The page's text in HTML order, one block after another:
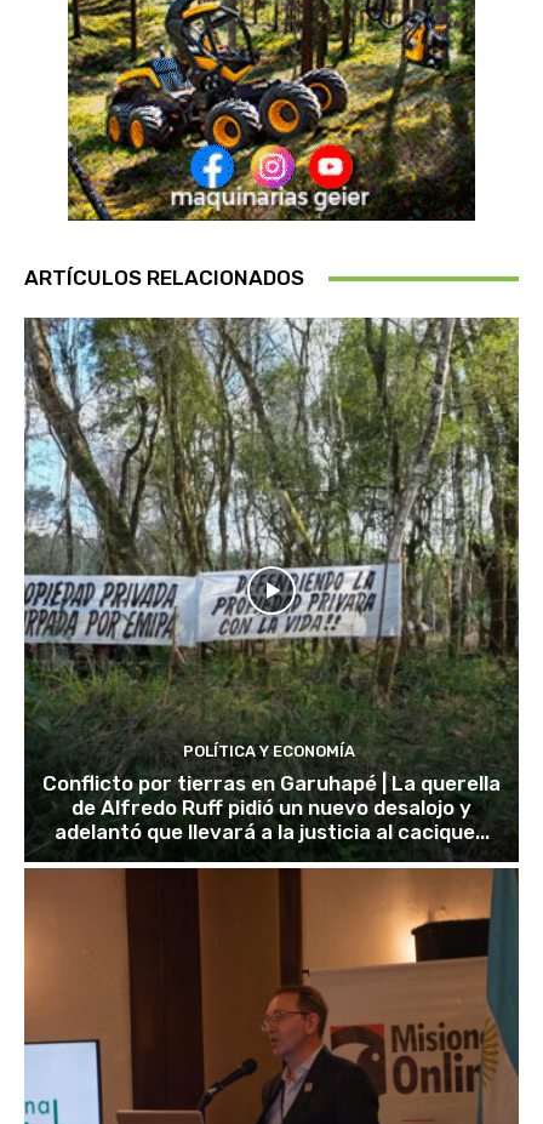
ARTÍCULOS RELACIONADOS
POLÍTICA Y ECONOMÍA
Conflicto por tierras en Garuhapé | La querella
de Alfredo Ruff pidió un nuevo desalojo y
adelantó que llevará a la justicia al cacique...